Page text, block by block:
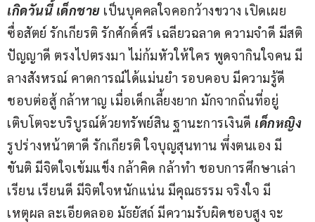
เกิดวันนี้ เด็กชาย เป็นบุคคลใจคอกว้างขวาง เปิดเผย
ซื่อสัตย์ รักเกียรติ รักศักดิ์ศรี เฉลียวฉลาด ความจำดี มีสติ
ปัญญาดี ตรงไปตรงมา ไม่ก้มหัวให้ใคร พูดจากินใจคน มี
ลางสังหรณ์ คาดการณ์ได้แม่นยำ รอบคอบ มีความรู้ดี
ชอบต่อสู้ กล้าหาญ เมื่อเด็กเลี้ยงยาก มักจากถิ่นที่อยู่
เติบโตจะบริบูรณ์ด้วยทรัพย์สิน ฐานะการเงินดี เด็กหญิง
รูปร่างหน้าตาดี รักเกียรติ ใจบุญสุนทาน พึ่งตนเอง มี
ขันติ มีจิตใจเข้มแข็ง กล้าคิด กล้าทำ ชอบการศึกษาเล่า
เรียน เรียนดี มีจิตใจหนักแน่น มีคุณธรรม จริงใจ มี
เหตุผล ละเอียดลออ มัธยัสถ์ มีความรับผิดชอบสูง จะ